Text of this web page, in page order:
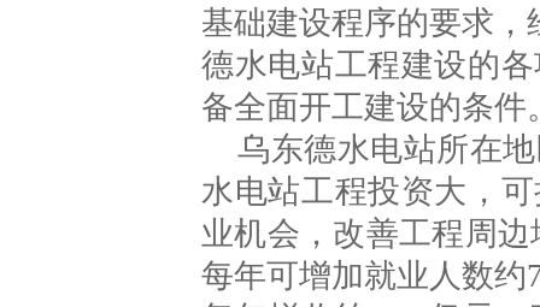
基础建设程序的要求
德水电站工程建设的
备全面开工建设的条件
乌东德水电站所在地
水电站工程投资大，
业机会，改善工程周
每年可增加就业人数